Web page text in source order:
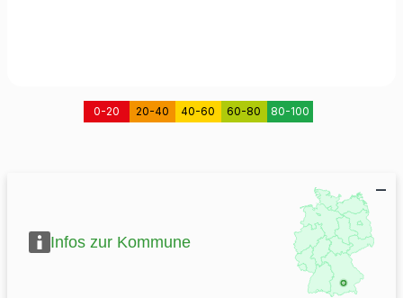
0-20 20-40 40-60 60-80 80-100
Infos zur Kommune